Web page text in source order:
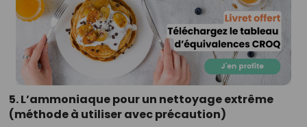
5. L’ammoniaque pour un nettoyage extrême
(méthode à utiliser avec précaution)